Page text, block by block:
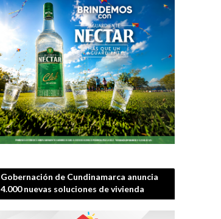
Gobernación de Cundinamarca anuncia
4.000 nuevas soluciones de vivienda